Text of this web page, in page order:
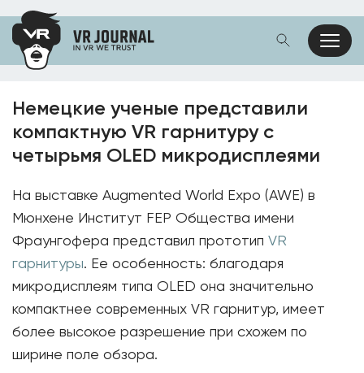
Немецкие ученые представили
компактную VR гарнитуру с
четырьмя OLED микродисплеями
На выставке Augmented World Expo (AWE) в
Мюнхене Институт FEP Общества имени
Фраунгофера представил прототип VR
гарнитуры. Ее особенность: благодаря
микродисплеям типа OLED она значительно
компактнее современных VR гарнитур, имеет
более высокое разрешение при схожем по
ширине поле обзора.